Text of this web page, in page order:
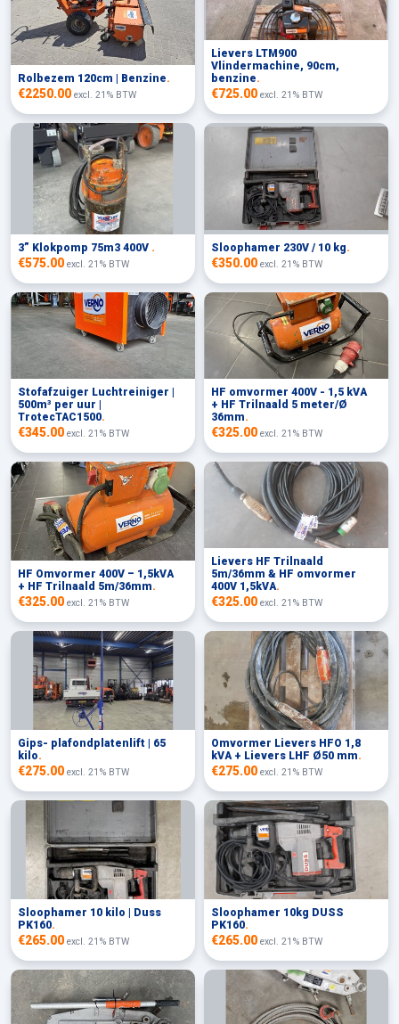
Rolbezem 120cm | Benzine.
€2250.00 excl. 21% BTW
Lievers LTM900
Vlindermachine, 90cm,
benzine.
€725.00 excl. 21% BTW
3” Klokpomp 75m3 400V .
€575.00 excl. 21% BTW
Sloophamer 230V / 10 kg.
€350.00 excl. 21% BTW
Stofafzuiger Luchtreiniger |
500m³ per uur |
TrotecTAC1500.
€345.00 excl. 21% BTW
HF omvormer 400V - 1,5 kVA
+ HF Trilnaald 5 meter/Ø
36mm.
€325.00 excl. 21% BTW
HF Omvormer 400V – 1,5kVA
+ HF Trilnaald 5m/36mm.
€325.00 excl. 21% BTW
Lievers HF Trilnaald
5m/36mm & HF omvormer
400V 1,5kVA.
€325.00 excl. 21% BTW
Gips- plafondplatenlift | 65
kilo.
€275.00 excl. 21% BTW
Omvormer Lievers HFO 1,8
kVA + Lievers LHF Ø50 mm.
€275.00 excl. 21% BTW
Sloophamer 10 kilo | Duss
PK160.
€265.00 excl. 21% BTW
Sloophamer 10kg DUSS
PK160.
€265.00 excl. 21% BTW